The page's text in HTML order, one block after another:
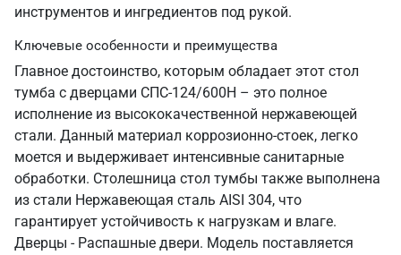
инструментов и ингредиентов под рукой.
Ключевые особенности и преимущества
Главное достоинство, которым обладает этот стол
тумба с дверцами СПС-124/600Н – это полное
исполнение из высококачественной нержавеющей
стали. Данный материал коррозионно-стоек, легко
моется и выдерживает интенсивные санитарные
обработки. Столешница стол тумбы также выполнена
из стали Нержавеющая сталь AISI 304, что
гарантирует устойчивость к нагрузкам и влаге.
Дверцы - Распашные двери. Модель поставляется